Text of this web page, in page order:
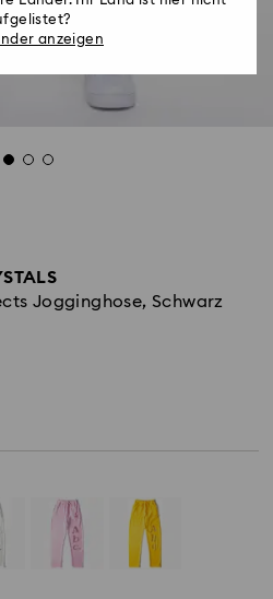
Jogginghose, Schwarz
anzeigen